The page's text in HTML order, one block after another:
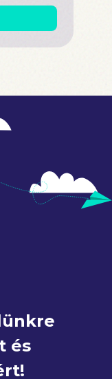
és